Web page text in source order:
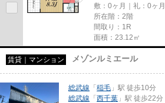
敷：0ヶ月｜礼：0ヶ月
所在階：2階
間取り：1R
面積：23.12㎡
賃貸｜マンション メゾンルミエール
総武線 「稲毛 」駅 徒歩10分
総武線 「西千葉 」駅 徒歩22分